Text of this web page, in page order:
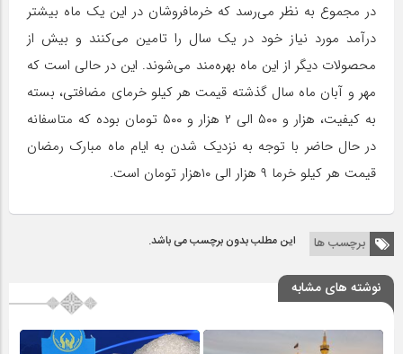
در مجموع به نظر می‌رسد که خرمافروشان در این یک ماه بیشتر
درآمد مورد نیاز خود در یک سال را تامین می‌کنند و بیش از
محصولات دیگر از این ماه بهره‌مند می‌شوند. این در حالی است که
مهر و آبان ماه سال گذشته قیمت هر کیلو خرمای مضافتی، بسته
به کیفیت، هزار و ۵۰۰ الی ۲ هزار و ۵۰۰ تومان بوده که متاسفانه
در حال حاضر با توجه به نزدیک شدن به ایام ماه مبارک رمضان
قیمت هر کیلو خرما ۹ هزار الی ۱۰هزار تومان است.
برچسب ها این مطلب بدون برچسب می باشد.
نوشته های مشابه